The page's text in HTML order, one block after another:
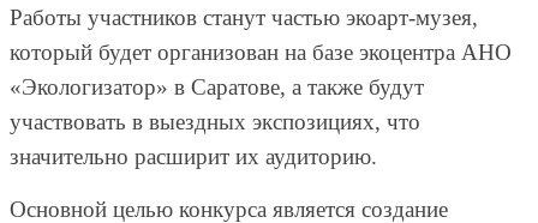
Работы участников станут частью экоарт-музея,
который будет организован на базе экоцентра АНО
«Экологизатор» в Саратове, а также будут
участвовать в выездных экспозициях, что
значительно расширит их аудиторию.
Основной целью конкурса является создание